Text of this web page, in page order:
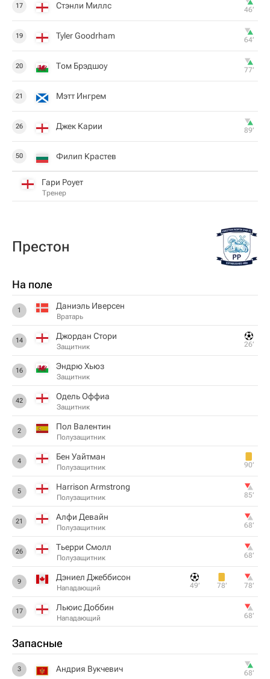
17 Стэнли Миллс 46‎’‎
19 Tyler Goodrham 64‎’‎
20 Том Брэдшоу 77‎’‎
21 Мэтт Ингрем
26 Джек Карии 89‎’‎
50 Филип Крастев
Гари Роует
Тренер
Престон
На поле
1 Даниэль Иверсен
Вратарь
14 Джордан Стори
Защитник 26‎’‎
16 Эндрю Хьюз
Защитник
42 Одель Оффиа
Защитник
2 Пол Валентин
Полузащитник
4 Бен Уайтман
Полузащитник 90‎’‎
5 Harrison Armstrong
Полузащитник 85‎’‎
21 Алфи Девайн
Полузащитник 68‎’‎
26 Тьерри Смолл
Полузащитник 68‎’‎
9 Дэниел Джеббисон
Нападающий 49‎’‎ 78‎’‎ 78‎’‎
17 Льюис Доббин
Нападающий 68‎’‎
Запасные
3 Андрия Вукчевич 68‎’‎